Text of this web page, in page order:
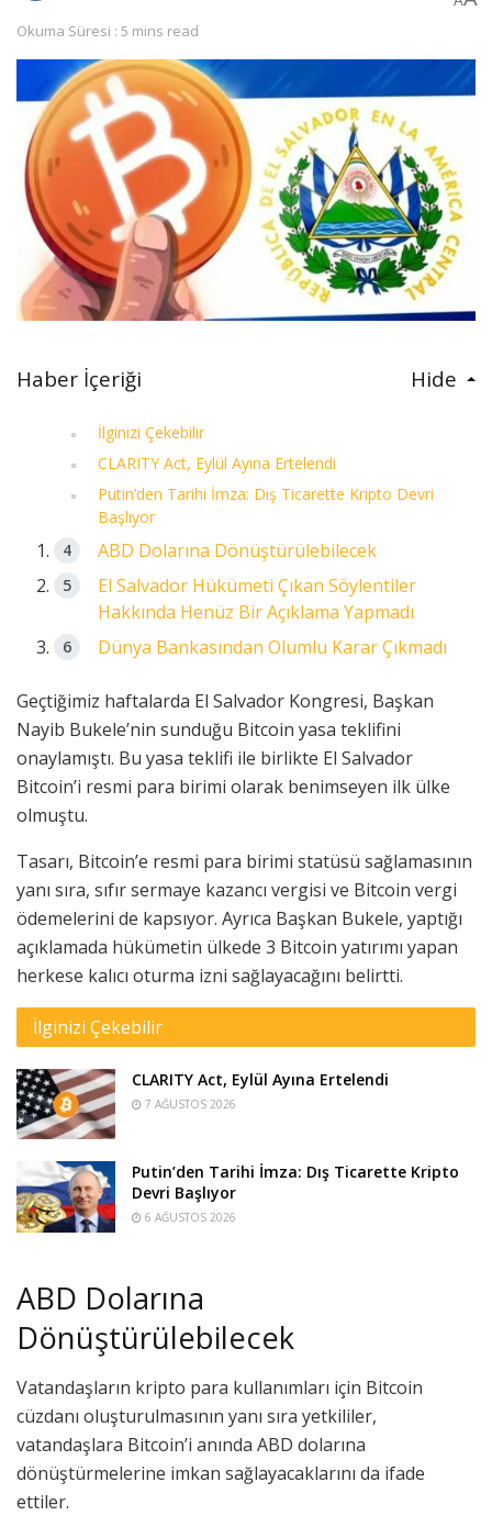
Okuma Süresi : 5 mins read
Haber İçeriği Hide
İlginizi Çekebilir
CLARITY Act, Eylül Ayına Ertelendi
Putin’den Tarihi İmza: Dış Ticarette Kripto Devri
Başlıyor
ABD Dolarına Dönüştürülebilecek
El Salvador Hükümeti Çıkan Söylentiler
Hakkında Henüz Bir Açıklama Yapmadı
Dünya Bankasından Olumlu Karar Çıkmadı
Geçtiğimiz haftalarda El Salvador Kongresi, Başkan
Nayib Bukele’nin sunduğu Bitcoin yasa teklifini
onaylamıştı. Bu yasa teklifi ile birlikte El Salvador
Bitcoin’i resmi para birimi olarak benimseyen ilk ülke
olmuştu.
Tasarı, Bitcoin’e resmi para birimi statüsü sağlamasının
yanı sıra, sıfır sermaye kazancı vergisi ve Bitcoin vergi
ödemelerini de kapsıyor. Ayrıca Başkan Bukele, yaptığı
açıklamada hükümetin ülkede 3 Bitcoin yatırımı yapan
herkese kalıcı oturma izni sağlayacağını belirtti.
İlginizi Çekebilir
CLARITY Act, Eylül Ayına Ertelendi
7 AĞUSTOS 2026
Putin’den Tarihi İmza: Dış Ticarette Kripto
Devri Başlıyor
6 AĞUSTOS 2026
ABD Dolarına
Dönüştürülebilecek
Vatandaşların kripto para kullanımları için Bitcoin
cüzdanı oluşturulmasının yanı sıra yetkililer,
vatandaşlara Bitcoin’i anında ABD dolarına
dönüştürmelerine imkan sağlayacaklarını da ifade
ettiler.